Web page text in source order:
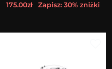
175.00zł
Zapisz: 30% zniżki